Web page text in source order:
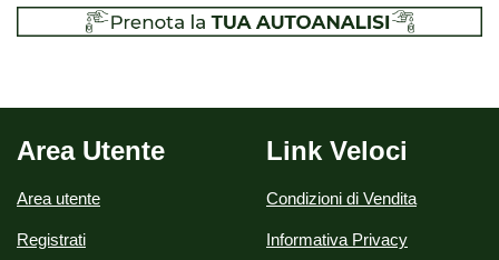
Area Utente
Area utente
Registrati
Link Veloci
Condizioni di Vendita
Informativa Privacy